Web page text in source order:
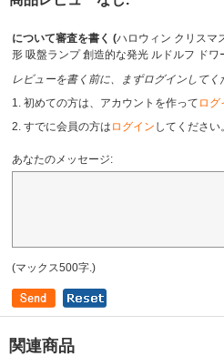
について審査を書く (ハロウィン クリスマ
形 吸盤ランプ 創造的な発光 ルドルフ ドワ
レビューを書く前に、まずログインしてく
1. 初めての方は、アカウントを作って ログ
2. すでに会員の方は ログイン してください。
あなたのメッセージ:
(マックス500字.)
関連商品